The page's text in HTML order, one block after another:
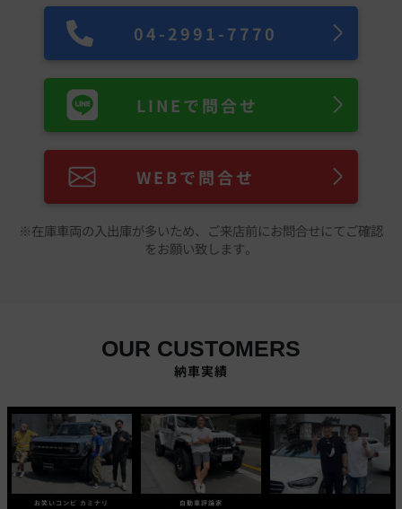
04-2991-7770
LINEで問合せ
WEBで問合せ
※在庫車両の入出庫が多いため、ご来店前にお問合せにてご確認
をお願い致します。
OUR CUSTOMERS
納車実績
お笑いコンビ カミナリ 自動車評論家